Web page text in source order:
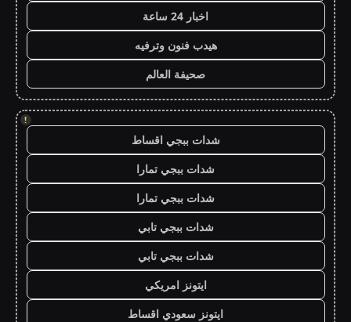
اخبار 24 ساعة
هيدب فنون وترفيه
صحيفة العالم
!
شدات ببجي اقساط
شدات ببجي تمارا
شدات ببجي تمارا
شدات ببجي تابي
شدات ببجي تابي
ايتونز امريكي
ايتونز سعودي اقساط